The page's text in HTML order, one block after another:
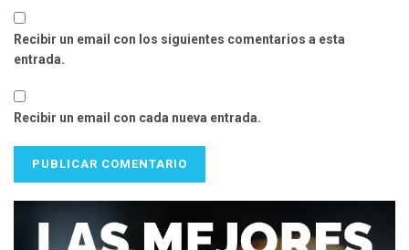
Recibir un email con los siguientes comentarios a esta
entrada.
Recibir un email con cada nueva entrada.